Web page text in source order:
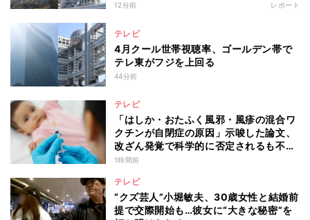
12分前 レポート
テレビ
4月クール世帯視聴率、ゴールデン帯で
テレ東がフジを上回る
44分前
テレビ
「はしか・おたふく風邪・風疹の混合ワ
クチンが自閉症の原因」示唆した論文、
改ざん発覚で科学的に否定されるも不安
消えず…科学者たちの反証はなぜ届かな
1時間前
テレビ
“クズ芸人”小堀敏夫、30歳女性と結婚前
提で交際開始も…彼女に“大きな秘密”を